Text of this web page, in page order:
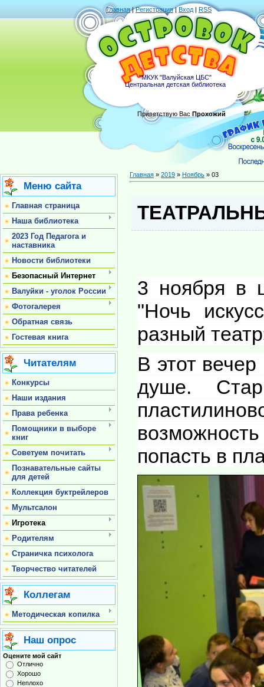
Главная|Регистрация|Вход | RSS
"МКУК "Валуйская ЦБС"
Центральная детская библиотека
Приветствую Вас Прохожий
Меню сайта
Главная страница
Наша библиотека
2023 Год Педагога и
наставника
Новости библиотеки
Безопасный Интернет
Валуйки - уголок России
Фотогалерея
Обратная связь
Гостевая книга
Читателям
Конкурсы
Наши издания
Права ребенка
Помощники в выборе
книг
Советуем почитать
Познавательные сайты
для детей
Коллекция буктрейлеров
Мультсалон
Игротека
Родителям
Страничка психолога
Творчество читателей
Коллегам
Методическая копилка
Наш опрос
Оцените мой сайт
Отлично
Хорошо
Неплохо
Главная » 2019 » Ноябрь » 03
3 ноября в
"Ночь
разный
В этот вечер
душе.
попасть в